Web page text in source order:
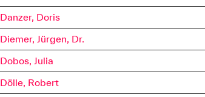
Danzer, Doris
Diemer, Jürgen, Dr.
Dobos, Julia
Dölle, Robert